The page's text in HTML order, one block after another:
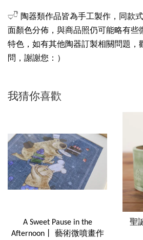
𓂑𓎹 陶器類作品皆為手工製作，同款
面顏色分佈，與商品照仍可能略有些
特色，如有其他陶器訂製相關問題，
問，謝謝您：）
我猜你喜歡
A Sweet Pause in the
Afternoon丨 藝術微噴畫作
聖